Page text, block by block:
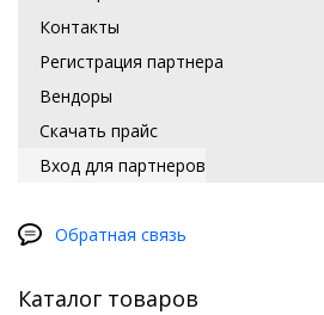
Контакты
Регистрация партнера
Вендоры
Скачать прайс
Вход для партнеров
Обратная связь
Каталог товаров